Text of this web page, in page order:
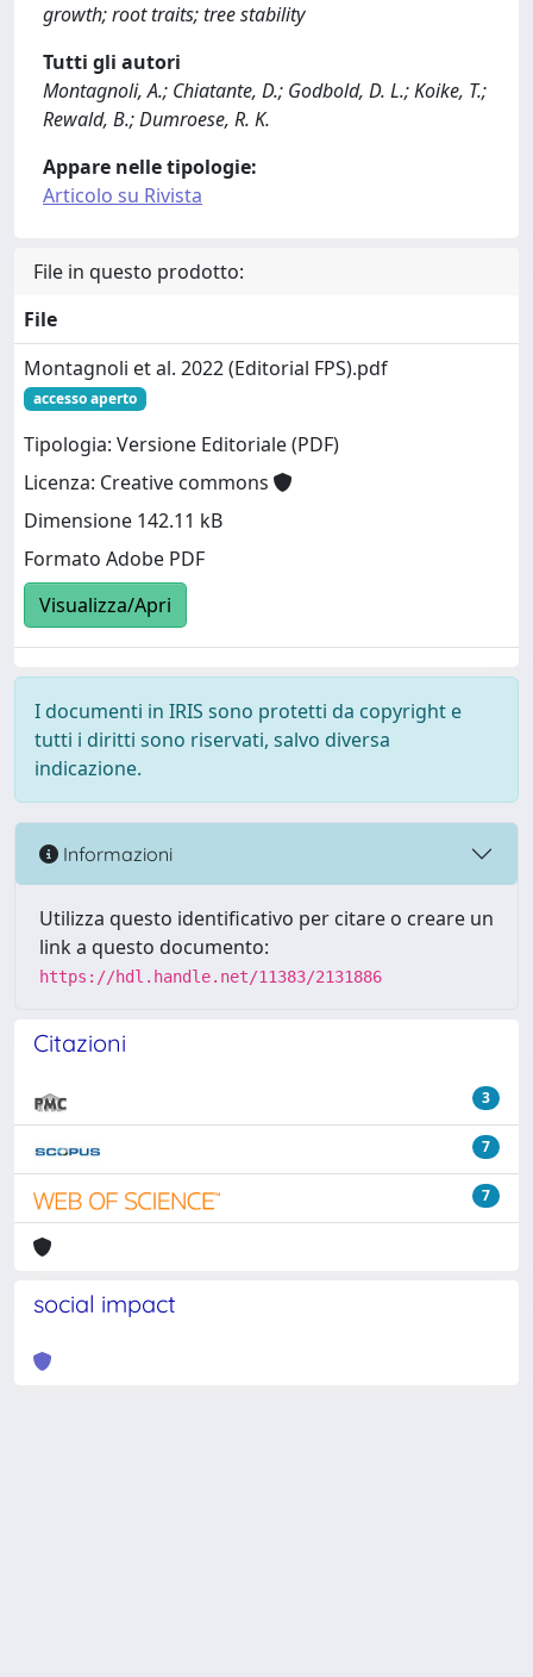
growth; root traits; tree stability
Tutti gli autori
Montagnoli, A.; Chiatante, D.; Godbold, D. L.; Koike, T.;
Rewald, B.; Dumroese, R. K.
Appare nelle tipologie:
Articolo su Rivista
File in questo prodotto:
File
Montagnoli et al. 2022 (Editorial FPS).pdf
accesso aperto
Tipologia: Versione Editoriale (PDF)
Licenza: Creative commons
Dimensione 142.11 kB
Formato Adobe PDF
Visualizza/Apri
I documenti in IRIS sono protetti da copyright e
tutti i diritti sono riservati, salvo diversa
indicazione.
Informazioni
Utilizza questo identificativo per citare o creare un
link a questo documento:
https://hdl.handle.net/11383/2131886
Citazioni
3
7
7
social impact